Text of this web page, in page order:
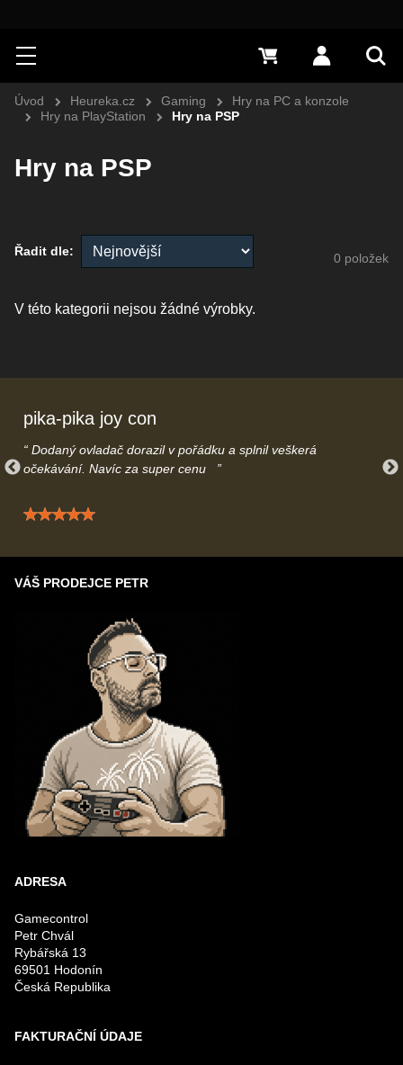
Hledat
Menu Přihlásit
0 Kč
Úvod Heureka.cz Gaming
Hry na PC a konzole
Hry na PlayStation
Hry na PSP
Hry na PSP
Řadit dle: 0 položek
pika-pika joy con
Dodaný ovladač dorazil v pořádku a splnil veškerá
očekávání. Navíc za super cenu
Hodnocení: 5 / 5
VÁŠ PRODEJCE PETR
ADRESA
Gamecontrol
Petr Chvál
Rybářská 13
69501 Hodonín
Česká Republika
FAKTURAČNÍ ÚDAJE